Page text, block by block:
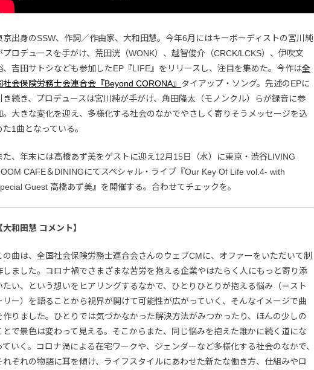
京出身のSSW、作詞／作曲家、大和田慧。今年6月にはキーボーディストの宮川純
プロデュースを手がけ、荒田洸（WONK）、越智俊介（CRCK/LCKS）、伊吹文
、吉田サトシなども参加したEP『LIFE』をリリースし、注目を集めた。今作は全
社会保険労務士会連合会『Beyond CORONA』 タイアップ・ソング。先述のEPに
き続き、プロデュースは宮川純が手がけ、角田隆太（モノンクル）らが録音に参
。大きな変化を迎え、多様化する社会のなかでやさしく寄りそうメッセージを込
た1曲となっている。
た、年末には高橋あず美をゲストに迎え12月15日（水）に東京・渋谷LIVING
CAFE＆DININGにてスペシャル・ライブ『Our Key Of Life vol.4- with
Guest 高橋あず美』を開催する。合わせてチェックを。
【大和田慧 コメント】
の曲は、全国社会保険労務士連合会さんのウェブCMに、オファーをいただいて制
しました。コロナ禍でさまざまな苦労を抱える企業やはたらく人にもっと寄り添
たい、という想いをヒアリングするなかで、ひとりひとりが抱える悩み（＝スト
リー）を語ることから視界が開けて可能性が広がっていく、そんなイメージで曲
作りました。ひとりでは気づかなかった解決方法がみつかったり、ほんの少しの
とで景色は変わって見える。そこからまた、同じ悩みを抱えた誰かに続く道にな
ていく。コロナ渦による在宅ワークや、ジェンダーなど多様化する社会のなかで、
れぞれの物語に耳を傾け、ライフスタイルにあわせた新たな働き方、仕組みやロ